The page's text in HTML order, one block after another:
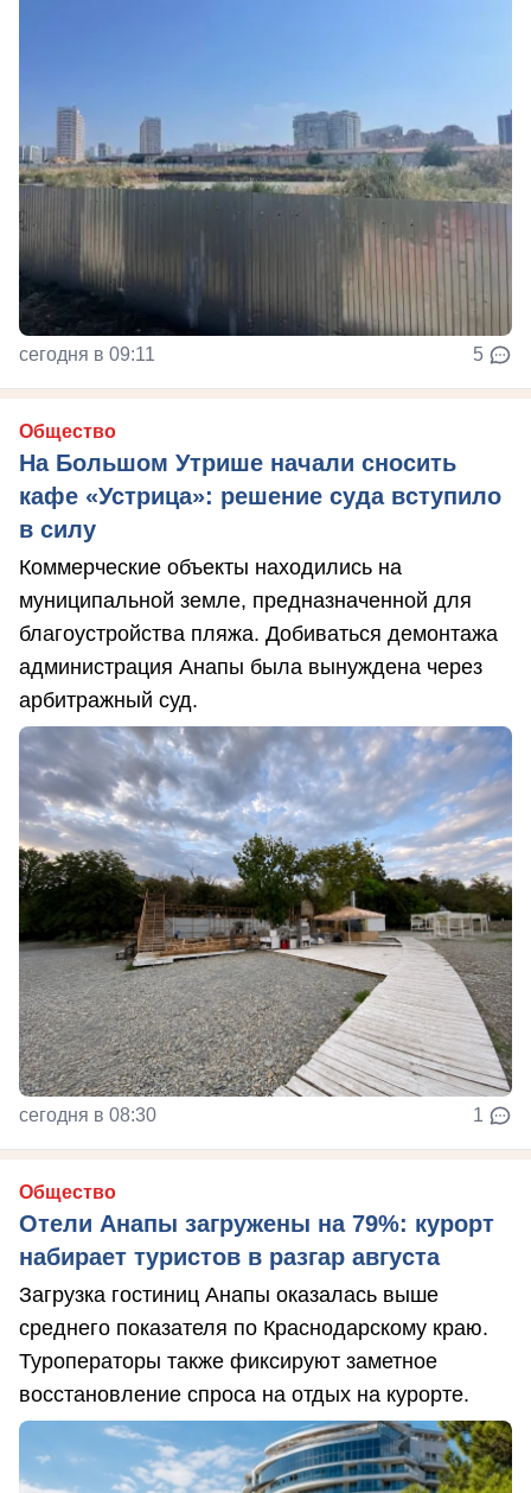
сегодня в 09:11 5
Общество
На Большом Утрише начали сносить
кафе «Устрица»: решение суда вступило
в силу
Коммерческие объекты находились на
муниципальной земле, предназначенной для
благоустройства пляжа. Добиваться демонтажа
администрация Анапы была вынуждена через
арбитражный суд.
сегодня в 08:30 1
Общество
Отели Анапы загружены на 79%: курорт
набирает туристов в разгар августа
Загрузка гостиниц Анапы оказалась выше
среднего показателя по Краснодарскому краю.
Туроператоры также фиксируют заметное
восстановление спроса на отдых на курорте.